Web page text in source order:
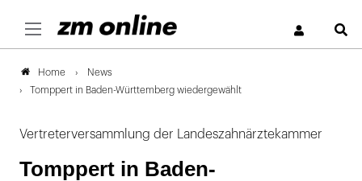
Home
News
Tomppert in Baden-Württemberg wiedergewählt
Vertreterversammlung der Landeszahnärztekammer
Tomppert in Baden-